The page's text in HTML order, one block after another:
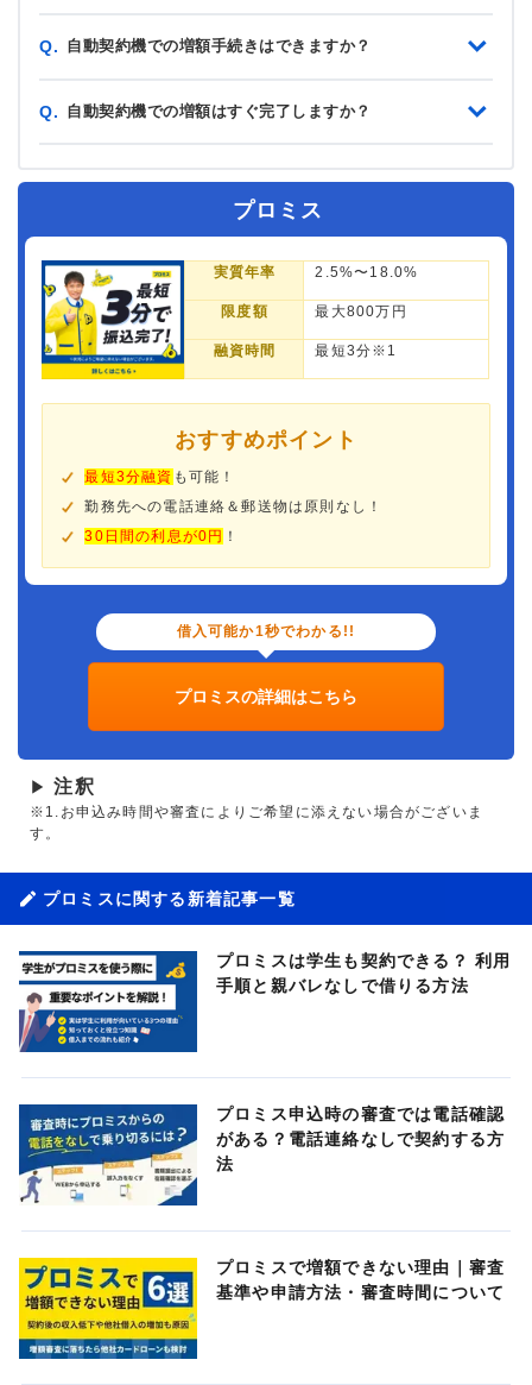
Q. 自動契約機での増額手続きはできますか？
Q. 自動契約機での増額はすぐ完了しますか？
プロミス
実質年率 2.5%〜18.0%
限度額 最大800万円
融資時間 最短3分※1
おすすめポイント
最短3分融資 も可能！
勤務先への電話連絡＆郵送物は原則なし！
30日間の利息が0円 ！
借入可能か1秒でわかる!!
プロミスの詳細はこちら
▶ 注釈
※1.お申込み時間や審査によりご希望に添えない場合がございま
す。
プロミスに関する新着記事一覧
プロミスは学生も契約できる？ 利用
手順と親バレなしで借りる方法
プロミス申込時の審査では電話確認
がある？電話連絡なしで契約する方
法
プロミスで増額できない理由｜審査
基準や申請方法・審査時間について